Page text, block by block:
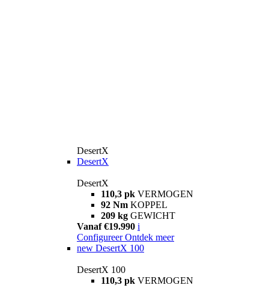
DesertX
DesertX
DesertX
110,3 pk VERMOGEN
92 Nm KOPPEL
209 kg GEWICHT
Vanaf €19.990 i
Configureer Ontdek meer
new DesertX 100
DesertX 100
110,3 pk VERMOGEN